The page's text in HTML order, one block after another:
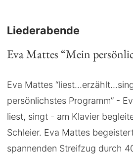
Liederabende
Eva Mattes “Mein
Eva Mattes
persönlichstes Programm” -
liest, singt - am Klavier
Schleier. Eva Mattes
spannenden Streifzug durch